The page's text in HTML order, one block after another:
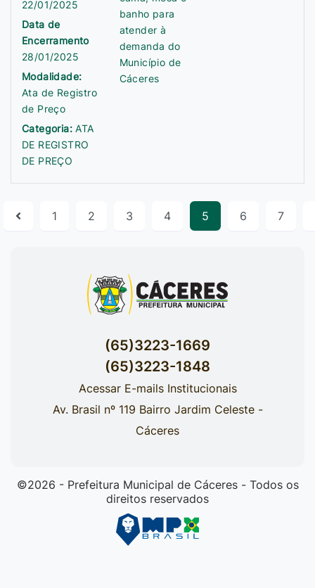
22/01/2025
Data de
Encerramento
28/01/2025
Modalidade:
Ata de Registro
de Preço
Categoria:ATA
DE REGISTRO
DE PREÇO
banho para
atender à
demanda do
Município de
Cáceres
1 2 3 4 5 6 7
(65)3223-1669
(65)3223-1848
Acessar E-mails Institucionais
Av. Brasil nº 119 Bairro Jardim Celeste -
Cáceres
©2026 - Prefeitura Municipal de Cáceres - Todos os
direitos reservados